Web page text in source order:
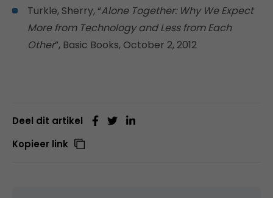
Turkle, Sherry, “Alone Together: Why We Expect
More from Technology and Less from Each
Other”, Basic Books, October 2, 2012
Deel dit artikel
Kopieer link